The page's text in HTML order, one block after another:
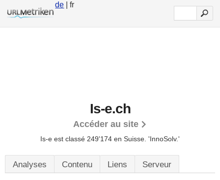
de | fr
Is-e.ch
Accéder au site
Is-e est classé 249'174 en Suisse. 'InnoSolv.'
Analyses Contenu Liens Serveur